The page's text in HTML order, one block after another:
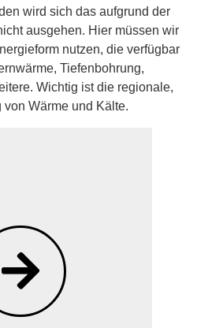
wird sich das aufgrund der
ausgehen. Hier müssen wir
nutzen, die verfügbar
Tiefenbohrung,
Wichtig ist die regionale,
Wärme und Kälte.
und steigt
Energie um.
IKB klimaneutral sein.
im Betriebsgebäude in
Berger-Straße der
eine Biomasseanlage